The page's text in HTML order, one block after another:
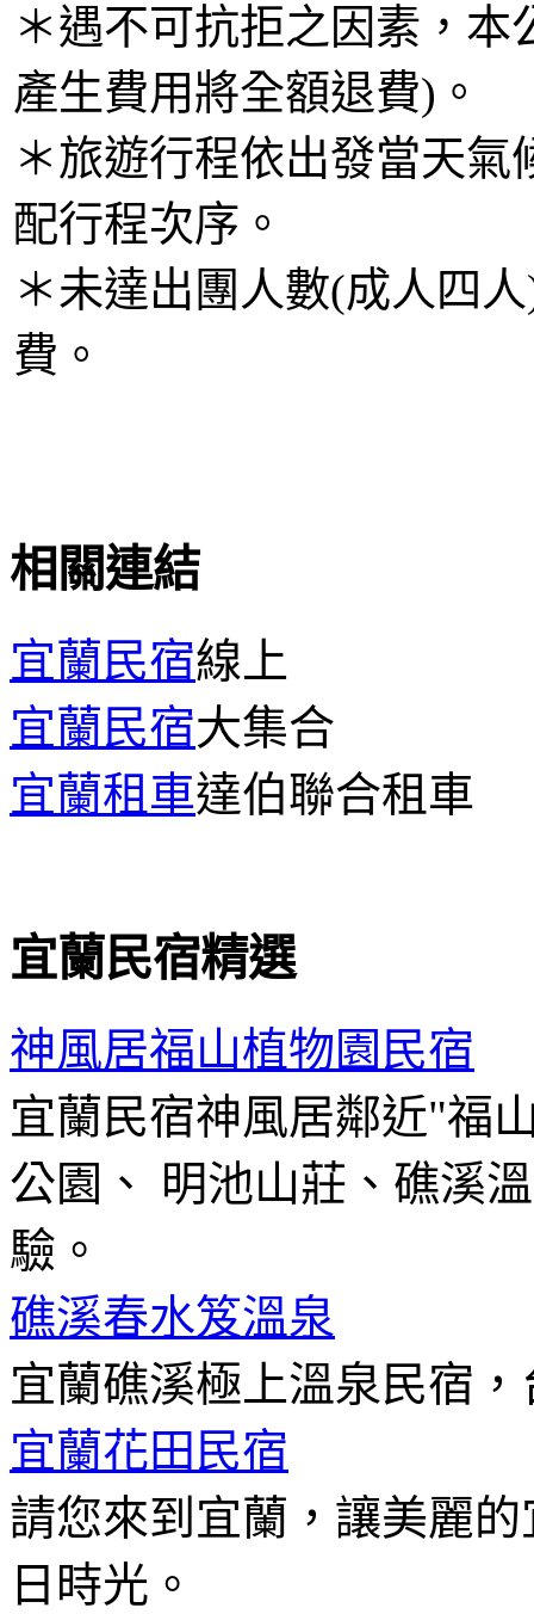
＊遇不可抗拒之因素，
產生費用將全額退費)。
＊旅遊行程依出發當天
配行程次序。
＊未達出團人數(成人四
費。
相關連結
宜蘭民宿線上
宜蘭民宿大集合
宜蘭租車達伯聯合租車
宜蘭民宿精選
神風居福山植物園民宿
宜蘭民宿神風居鄰近"福
公園、 明池山莊、礁溪
驗。
礁溪春水笈溫泉
宜蘭礁溪極上溫泉民宿
宜蘭花田民宿
請您來到宜蘭，讓美麗
日時光。